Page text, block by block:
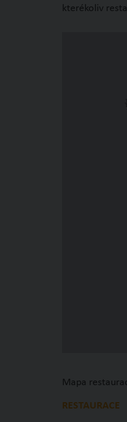
kterékoliv
Mapa
RESTAURACE